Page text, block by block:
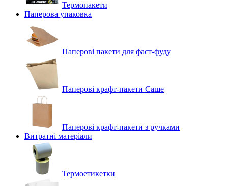
Термопакети
Паперова упаковка
Паперові пакети для фаст-фуду
Паперові крафт-пакети Саше
Паперові крафт-пакети з ручками
Витратні матеріали
Термоетикетки